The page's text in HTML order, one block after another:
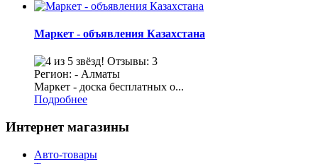
Маркет - объявления Казахстана
Отзывы: 3
Регион: - Алматы
Маркет - доска бесплатных о...
Подробнее
Интернет магазины
Авто-товары